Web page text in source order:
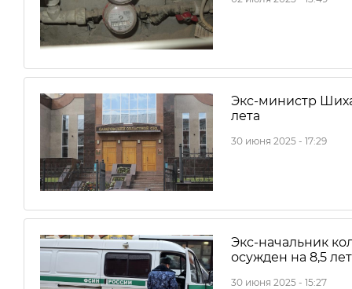
Экс-министр
лета
30 июня 2025 - 17:29
Экс-начальник
осужден на 8,5
30 июня 2025 - 15:27